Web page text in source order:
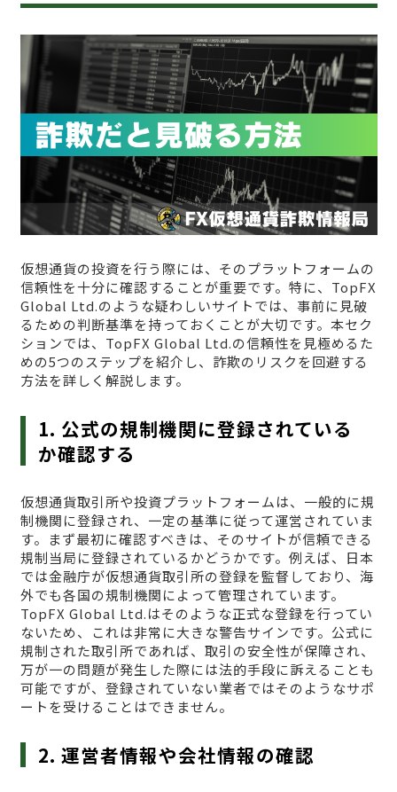
仮想通貨の投資を行う際には、そのプラットフォームの
信頼性を十分に確認することが重要です。特に、TopFX
Global Ltd.のような疑わしいサイトでは、事前に見破
るための判断基準を持っておくことが大切です。本セク
ションでは、TopFX Global Ltd.の信頼性を見極めるた
めの5つのステップを紹介し、詐欺のリスクを回避する
方法を詳しく解説します。
1. 公式の規制機関に登録されている
か確認する
仮想通貨取引所や投資プラットフォームは、一般的に規
制機関に登録され、一定の基準に従って運営されていま
す。まず最初に確認すべきは、そのサイトが信頼できる
規制当局に登録されているかどうかです。例えば、日本
では金融庁が仮想通貨取引所の登録を監督しており、海
外でも各国の規制機関によって管理されています。
TopFX Global Ltd.はそのような正式な登録を行ってい
ないため、これは非常に大きな警告サインです。公式に
規制された取引所であれば、取引の安全性が保障され、
万が一の問題が発生した際には法的手段に訴えることも
可能ですが、登録されていない業者ではそのようなサポ
ートを受けることはできません。
2. 運営者情報や会社情報の確認